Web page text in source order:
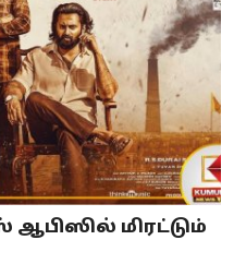
ஆபிஸில் மிரட்டும்